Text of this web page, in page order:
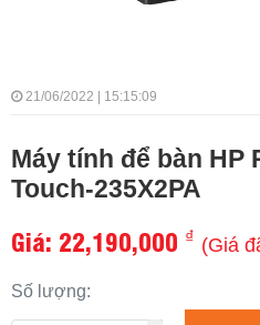
21/06/2022 | 15:15:09
Máy tính để bàn HP
Touch-235X2PA
Giá: 22,190,000 ₫ (Giá
Số lượng: